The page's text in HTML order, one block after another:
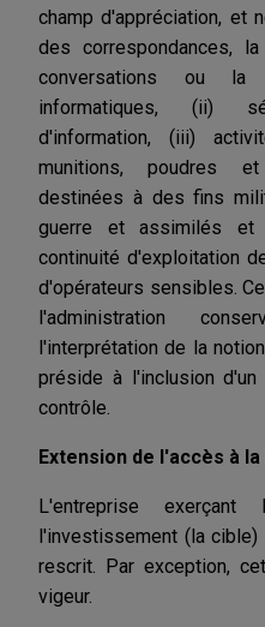
champ d'appréciation, et
des correspondances,
conversations ou la
informatiques, (ii)
d'information, (iii)
munitions, poudres
destinées à des fins
guerre et assimilés et
continuité d'exploitation
d'opérateurs sensibles.
l'administration
l'interprétation de la
préside à l'inclusion
contrôle.
Extension de l'accès à
L'entreprise
l'investissement (la
rescrit. Par exception,
vigeur.